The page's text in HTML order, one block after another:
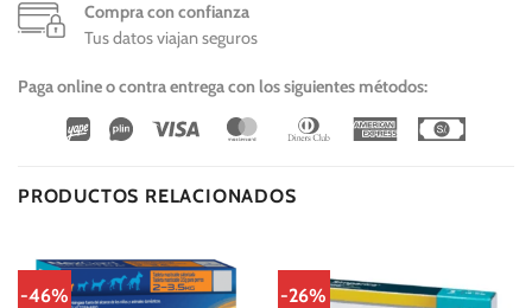
Compra con confianza
Tus datos viajan seguros
Paga online o contra entrega con los siguientes métodos:
Wirecard
Vipps Visa MasterCardDinners
American
PRODUCTOS RELACIONADOS
-46% -26%